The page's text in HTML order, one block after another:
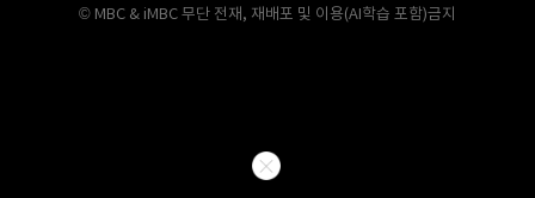
© MBC & iMBC 무단 전재, 재배포 및 이용(AI학습 포함)금지